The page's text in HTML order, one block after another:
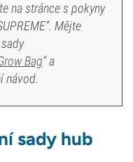
na stránce s pokyny
“. Mějte
Bag“ a
návod.
sady hub